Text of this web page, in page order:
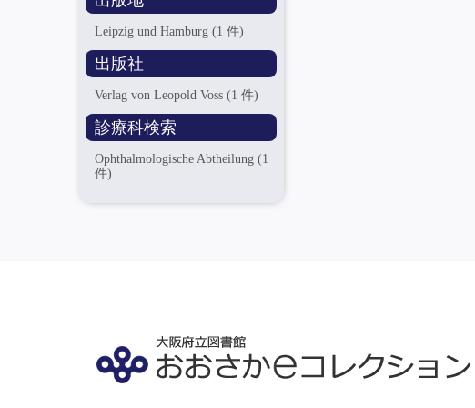
Leipzig und Hamburg(1 件)
出版社
Verlag von Leopold Voss(1 件)
診療科検索
Ophthalmologische Abtheilung(1
件)